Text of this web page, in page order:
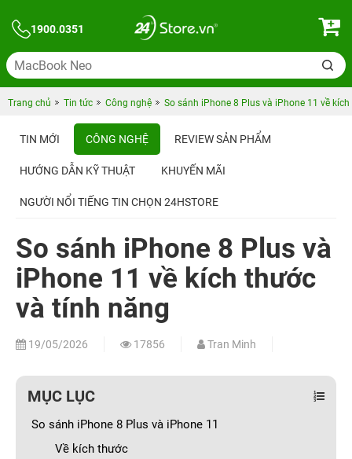
1900.0351
Trang chủ Tin tức Công nghệ So sánh iPhone 8 Plus và iPhone 11 về
TIN MỚI CÔNG NGHỆ REVIEW SẢN PHẨM
HƯỚNG DẪN KỸ THUẬT KHUYẾN MÃI
NGƯỜI NỔI TIẾNG TIN CHỌN 24HSTORE
So sánh iPhone 8 Plus và
iPhone 11 về kích thước
và tính năng
19/05/2026 17856 Tran Minh
MỤC LỤC
So sánh iPhone 8 Plus và iPhone 11
Về kích thước